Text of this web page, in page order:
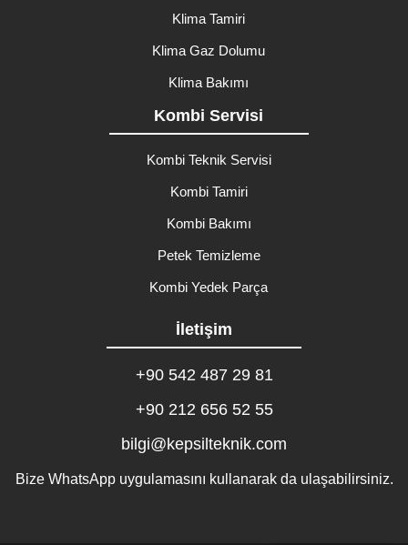
Klima Tamiri
Klima Gaz Dolumu
Klima Bakımı
Kombi Servisi
Kombi Teknik Servisi
Kombi Tamiri
Kombi Bakımı
Petek Temizleme
Kombi Yedek Parça
İletişim
+90 542 487 29 81
+90 212 656 52 55
bilgi@kepsilteknik.com
Bize WhatsApp uygulamasını kullanarak da ulaşabilirsiniz.